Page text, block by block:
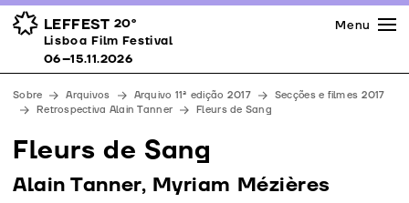
LEFFEST 20º
Lisboa Film Festival 06–15.11.2026
Prémios
Espaços
Apoios
Equipa
Downloads
Contactos
Menu
Lisboa Film Festival
06–15.11.2026
Sobre Arquivos Arquivo 11ª edição 2017
Secções e filmes 2017
Retrospectiva Alain Tanner
Fleurs de Sang
Fleurs de Sang
Alain Tanner, Myriam Mézières